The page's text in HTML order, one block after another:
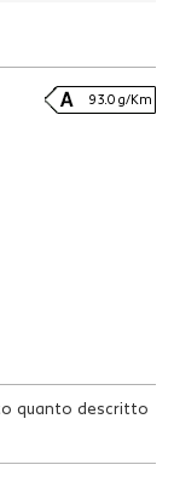
93.0 g/Km
quanto descritto